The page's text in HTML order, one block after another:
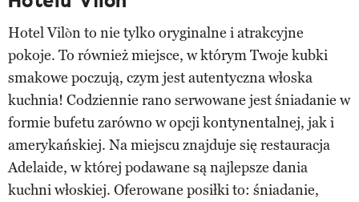
Hotel Vilòn to nie tylko oryginalne i atrakcyjne
pokoje. To również miejsce, w którym Twoje kubki
smakowe poczują, czym jest autentyczna włoska
kuchnia! Codziennie rano serwowane jest śniadanie w
formie bufetu zarówno w opcji kontynentalnej, jak i
amerykańskiej. Na miejscu znajduje się restauracja
Adelaide, w której podawane są najlepsze dania
kuchni włoskiej. Oferowane posiłki to: śniadanie,